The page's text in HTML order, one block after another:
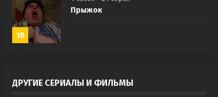
10
Прыжок
ДРУГИЕ СЕРИАЛЫ И ФИЛЬМЫ